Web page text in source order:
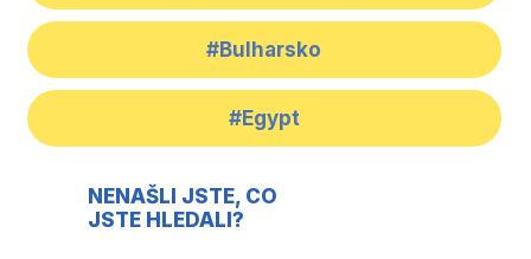
#Bulharsko
#Egypt
NENAŠLI JSTE, CO
JSTE HLEDALI?